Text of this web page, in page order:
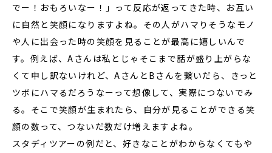
でー！おもろいなー！」って反応が返ってきた時、お互い
に自然と笑顔になりますよね。その人がハマりそうなモノ
や人に出会った時の笑顔を見ることが最高に嬉しいんで
す。例えば、Aさんは私とじゃそこまで話が盛り上がらな
くて申し訳ないけれど、AさんとBさんを繋いだら、きっと
ツボにハマるだろうなーって想像して、実際につないでみ
る。そこで笑顔が生まれたら、自分が見ることができる笑
顔の数って、つないだ数だけ増えますよね。
スタディツアーの例だと、好きなことがわからなくてもや